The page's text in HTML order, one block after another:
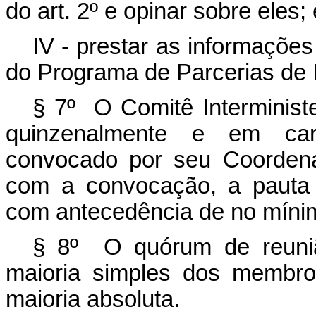
do art. 2º e opinar sobre eles;
IV - prestar as
do Programa de Parcerias de
§ 7º O Comitê
quinzenalmente e em
convocado por seu
com a convocação, a
com antecedência de no
§ 8º O quórum de
maioria simples dos
maioria absoluta.